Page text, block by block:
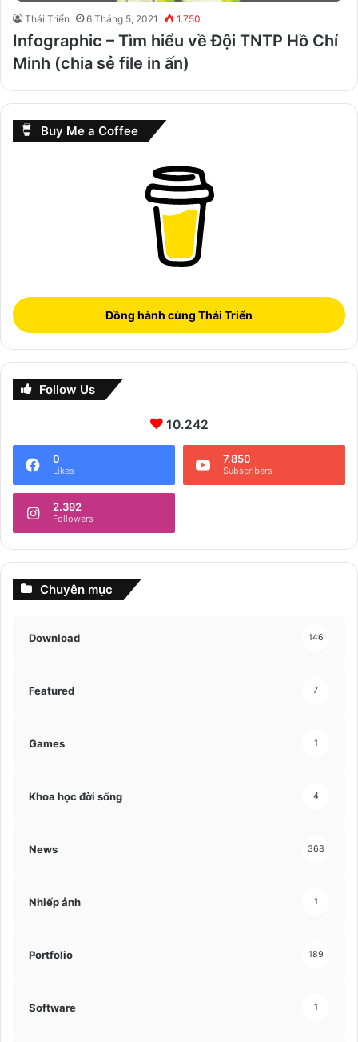
Thái Triển 6 Tháng 5, 2021 1.750
Infographic – Tìm hiểu về Đội TNTP Hồ Chí
Minh (chia sẻ file in ấn)
Buy Me a Coffee
Đồng hành cùng Thái Triển
Follow Us
10.242
0
Likes
7.850
Subscribers
2.392
Followers
Chuyên mục
Download 146
Featured 7
Games 1
Khoa học đời sống 4
News 368
Nhiếp ảnh 1
Portfolio 189
Software 1